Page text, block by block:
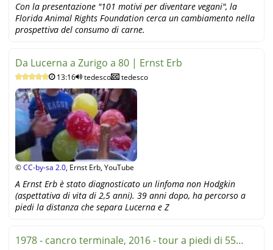
Con la presentazione "101 motivi per diventare vegani", la
Florida Animal Rights Foundation cerca un cambiamento nella
prospettiva del consumo di carne.
Da Lucerna a Zurigo a 80 | Ernst Erb
13:16 tedesco tedesco
©CC-by-sa 2.0, Ernst Erb, YouTube
A Ernst Erb è stato diagnosticato un linfoma non Hodgkin
(aspettativa di vita di 2,5 anni). 39 anni dopo, ha percorso a
piedi la distanza che separa Lucerna e Z
1978 - cancro terminale, 2016 - tour a piedi di 55